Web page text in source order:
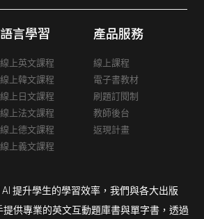
語言學習
線上英文課程
線上韓文課程
線上日文課程
線上法文課程
線上德文課程
線上義文課程
產品服務
線上課程
電子書教材
刷題訂閱制
教師後台
返現計畫
AI 提升學生的學習效率，我們與各大出版
供專業的英文互動題庫書與單字書，透過